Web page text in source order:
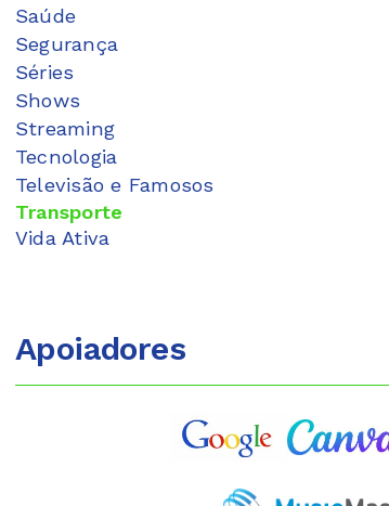
Saúde
Segurança
Séries
Shows
Streaming
Tecnologia
Televisão e Famosos
Transporte
Vida Ativa
Apoiadores